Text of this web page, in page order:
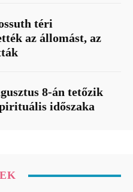
téri
az állomást, az
8-án tetőzik
időszaka